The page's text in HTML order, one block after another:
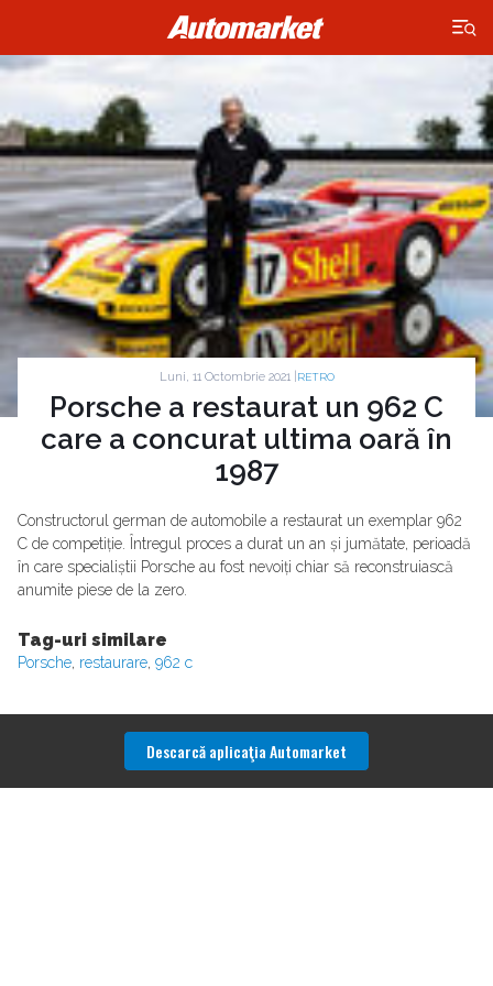
×
Luni, 11 Octombrie 2021 | RETRO
Porsche a restaurat un 962 C
care a concurat ultima oară în
1987
Constructorul german de automobile a restaurat un exemplar 962
C de competiție. Întregul proces a durat un an și jumătate, perioadă
în care specialiștii Porsche au fost nevoiți chiar să reconstruiască
anumite piese de la zero.
Tag-uri similare
Porsche, restaurare, 962 c
Descarcă aplicaţia Automarket